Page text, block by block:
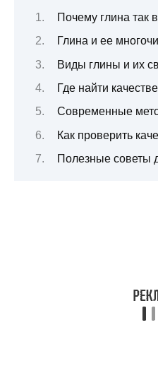
Почему глина так
Глина и ее
Виды глины и их
Где найти
Современные
Как проверить
Полезные советы